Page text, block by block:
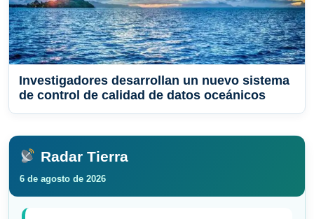
Investigadores desarrollan un nuevo sistema
de control de calidad de datos oceánicos
Radar Tierra
6 de agosto de 2026